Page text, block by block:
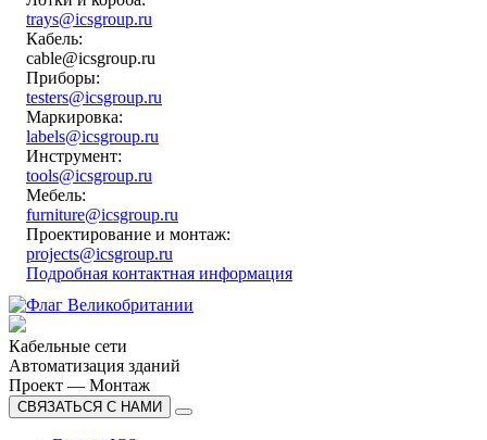
trays@icsgroup.ru
Кабель:
cable@icsgroup.ru
Приборы:
testers@icsgroup.ru
Маркировка:
labels@icsgroup.ru
Инструмент:
tools@icsgroup.ru
Мебель:
furniture@icsgroup.ru
Проектирование и монтаж:
projects@icsgroup.ru
Подробная контактная информация
Кабельные сети
Автоматизация зданий
Проект — Монтаж
СВЯЗАТЬСЯ С НАМИ